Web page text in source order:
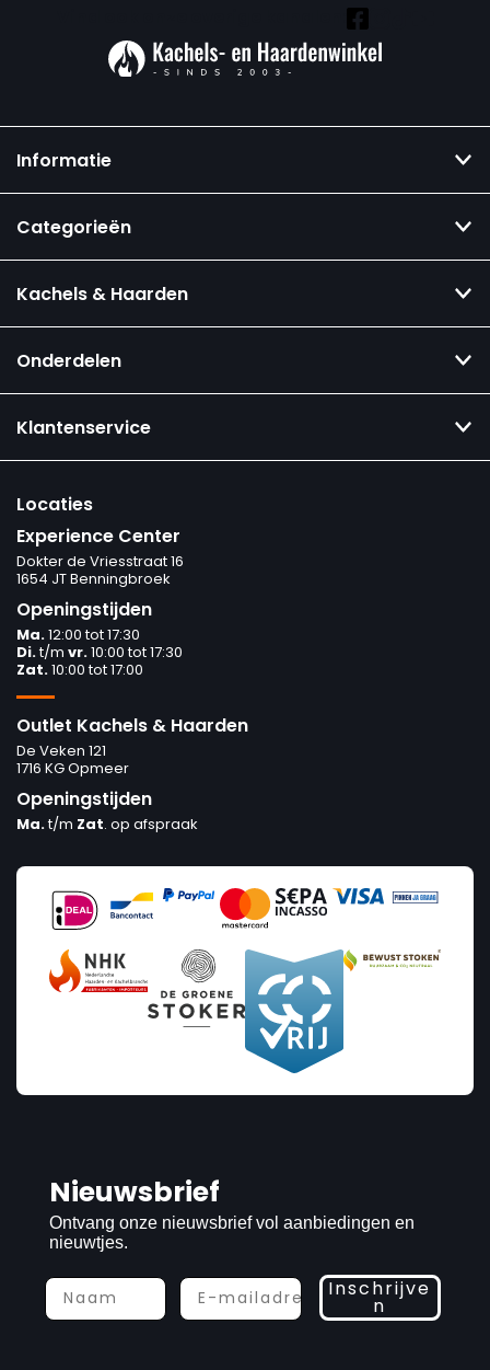
Informatie
Categorieën
Kachels & Haarden
Onderdelen
Klantenservice
Locaties
Experience Center
Dokter de Vriesstraat 16
1654 JT Benningbroek
Openingstijden
Ma.12:00 tot 17:30
Di.t/m vr.10:00 tot 17:30
Zat.10:00 tot 17:00
Outlet Kachels & Haarden
De Veken 121
1716 KG Opmeer
Openingstijden
Ma.t/m Zat. op afspraak
Nieuwsbrief
Ontvang onze nieuwsbrief vol aanbiedingen en
nieuwtjes.
Inschrijve
n